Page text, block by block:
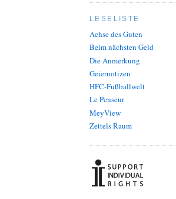
LESELISTE
Achse des Guten
Beim nächsten Geld
Die Anmerkung
Geiernotizen
HFC-Fußballwelt
Le Penseur
MeyView
Zettels Raum